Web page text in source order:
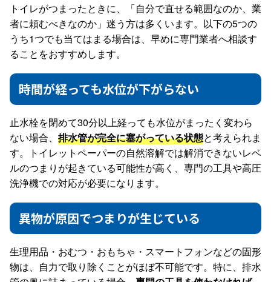
トイレがつまったときに、「自分で直せる範囲なのか、業
者に頼むべきなのか」迷う方は多くいます。以下の5つの
うち1つでも当てはまる場合は、早めに専門業者へ相談す
ることをおすすめします。
時間が経っても水位が下がらない
止水栓を閉めて30分以上経っても水位がまったく変わら
ない場合、 排水管が完全に塞がっている状態と考えられま
す。トイレットペーパーの自然溶解では解消できないレベ
ルのつまりが起きている可能性が高く、専門の工具や高圧
洗浄機での対応が必要になります。
異物が原因でつまりが生じている
生理用品・おむつ・おもちゃ・スマートフォンなどの固形
物は、自力で取り除くことがほぼ不可能です。特に、排水